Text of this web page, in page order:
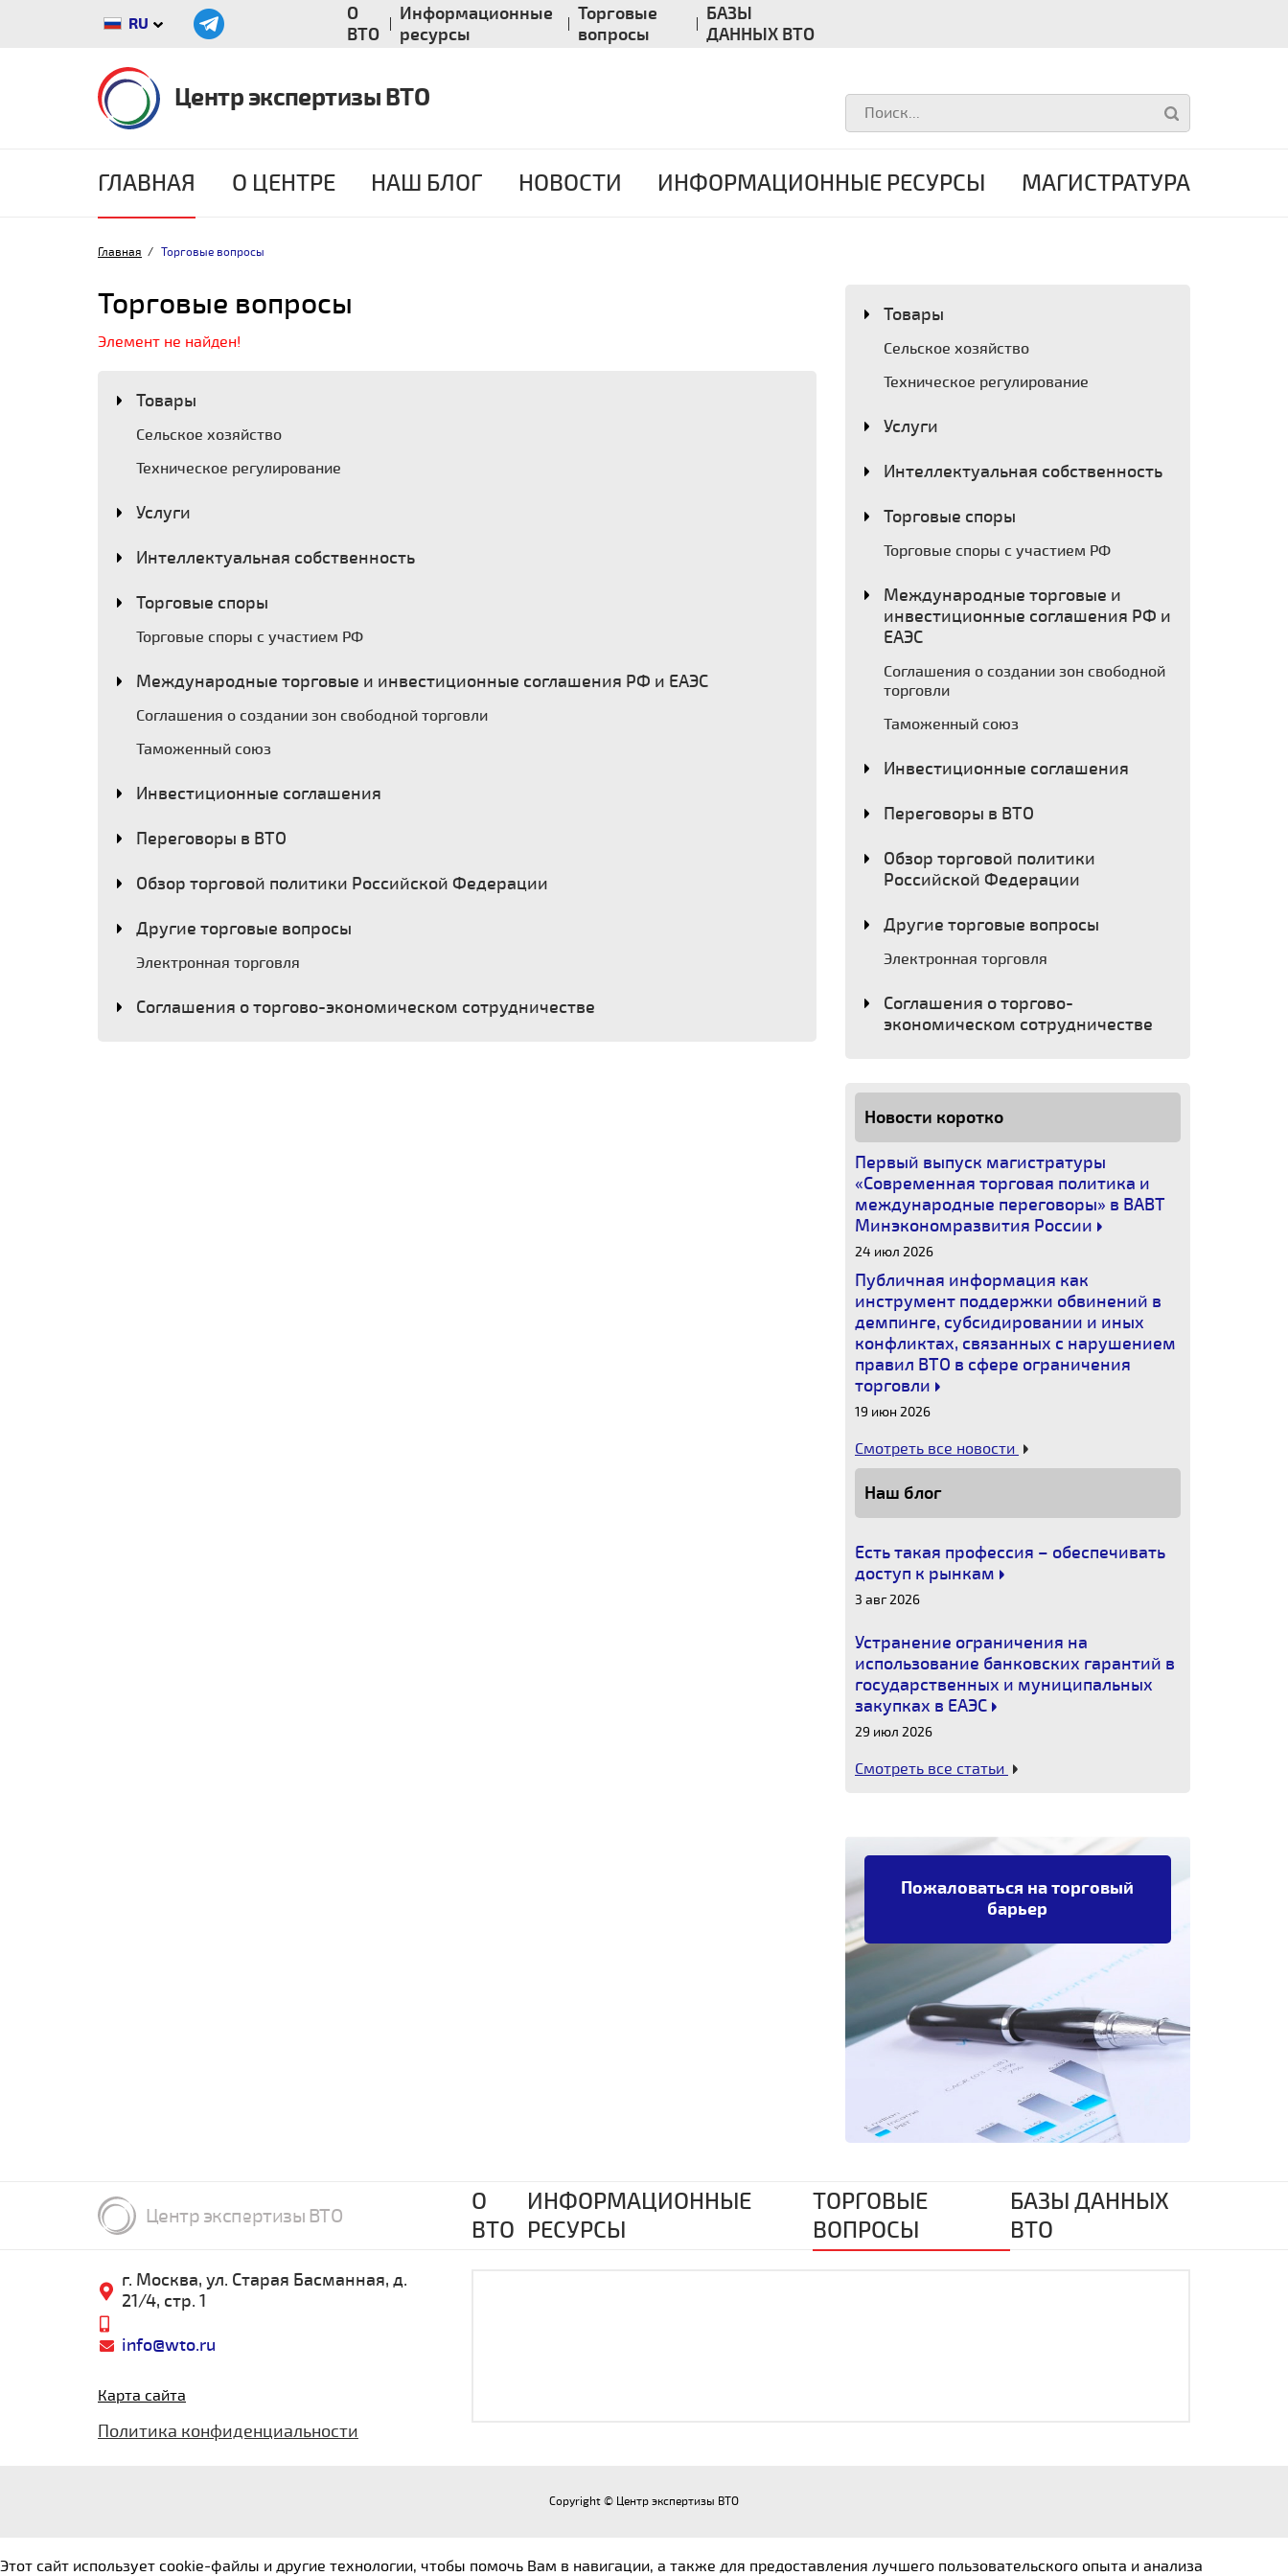
RU
О
ВТО
Информационные
ресурсы
Торговые
вопросы
БАЗЫ
ДАННЫХ ВТО
Центр экспертизы ВТО
ГЛАВНАЯ О ЦЕНТРЕ НАШ БЛОГ НОВОСТИ ИНФОРМАЦИОННЫЕ РЕСУРСЫ МАГИСТРАТУРА
Главная Торговые вопросы
Торговые вопросы
Элемент не найден!
Товары
Сельское хозяйство
Техническое регулирование
Услуги
Интеллектуальная собственность
Торговые споры
Торговые споры с участием РФ
Международные торговые и инвестиционные соглашения РФ и ЕАЭС
Соглашения о создании зон свободной торговли
Таможенный союз
Инвестиционные соглашения
Переговоры в ВТО
Обзор торговой политики Российской Федерации
Другие торговые вопросы
Электронная торговля
Соглашения о торгово-экономическом сотрудничестве
Товары
Сельское хозяйство
Техническое регулирование
Услуги
Интеллектуальная собственность
Торговые споры
Торговые споры с участием РФ
Международные торговые и
инвестиционные соглашения РФ и
ЕАЭС
Соглашения о создании зон свободной
торговли
Таможенный союз
Инвестиционные соглашения
Переговоры в ВТО
Обзор торговой политики
Российской Федерации
Другие торговые вопросы
Электронная торговля
Соглашения о торгово-
экономическом сотрудничестве
Новости коротко
Первый выпуск магистратуры
«Современная торговая политика и
международные переговоры» в ВАВТ
Минэкономразвития России
24 июл 2026
Публичная информация как
инструмент поддержки обвинений в
демпинге, субсидировании и иных
конфликтах, связанных с нарушением
правил ВТО в сфере ограничения
торговли
19 июн 2026
Смотреть все новости
Наш блог
Есть такая профессия – обеспечивать
доступ к рынкам
3 авг 2026
Устранение ограничения на
использование банковских гарантий в
государственных и муниципальных
закупках в ЕАЭС
29 июл 2026
Смотреть все статьи
Пожаловаться на торговый
барьер
Центр экспертизы ВТО
О
ВТО
ИНФОРМАЦИОННЫЕ
РЕСУРСЫ
ТОРГОВЫЕ
ВОПРОСЫ
БАЗЫ ДАННЫХ
ВТО
г. Москва, ул. Старая Басманная, д.
21/4, стр. 1
info@wto.ru
Карта сайта
Политика конфиденциальности
Copyright © Центр экспертизы ВТО
Этот сайт использует cookie-файлы и другие технологии, чтобы помочь Вам в навигации, а также для предоставления лучшего пользовательского опыта и анализа